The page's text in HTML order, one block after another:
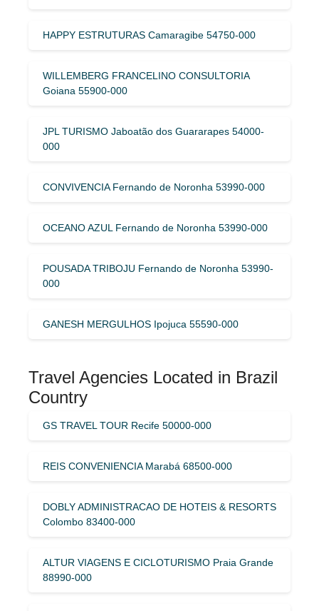
HAPPY ESTRUTURAS Camaragibe 54750-000
WILLEMBERG FRANCELINO CONSULTORIA
Goiana 55900-000
JPL TURISMO Jaboatão dos Guararapes 54000-
000
CONVIVENCIA Fernando de Noronha 53990-000
OCEANO AZUL Fernando de Noronha 53990-000
POUSADA TRIBOJU Fernando de Noronha 53990-
000
GANESH MERGULHOS Ipojuca 55590-000
Travel Agencies Located in Brazil
Country
GS TRAVEL TOUR Recife 50000-000
REIS CONVENIENCIA Marabá 68500-000
DOBLY ADMINISTRACAO DE HOTEIS & RESORTS
Colombo 83400-000
ALTUR VIAGENS E CICLOTURISMO Praia Grande
88990-000